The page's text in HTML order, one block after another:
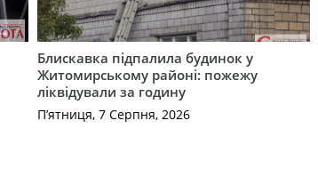
Блискавка підпалила будинок у
Житомирському районі: пожежу
ліквідували за годину
П’ятниця, 7 Серпня, 2026